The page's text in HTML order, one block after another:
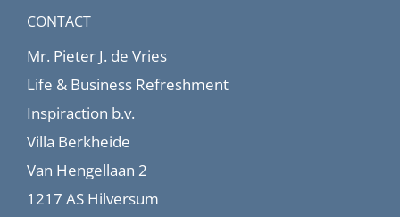
CONTACT
Mr. Pieter J. de Vries
Life & Business Refreshment
Inspiraction b.v.
Villa Berkheide
Van Hengellaan 2
1217 AS Hilversum